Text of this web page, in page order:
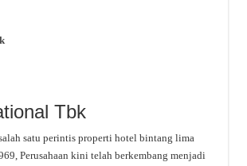
Tbk
satu perintis properti hotel bintang lima
Perusahaan kini telah berkembang menjadi